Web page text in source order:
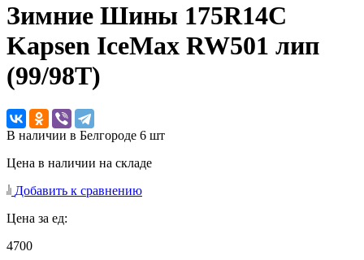
Зимние Шины 175R14C
Kapsen IceMax RW501 лип
(99/98T)
В наличии в Белгороде 6 шт
Цена в наличии на складе
Добавить к сравнению
Цена за ед:
4700